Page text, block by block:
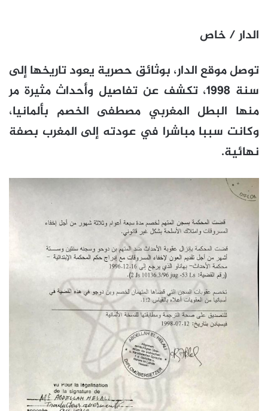
الدار / خاص
توصل موقع الدار، بوثائق حصرية يعود تاريخها إلى
سنة 1998، تكشف عن تفاصيل وأحداث مثيرة مر
منها البطل المغربي مصطفى الخصم بألمانيا،
وكانت سببا مباشرا في عودته إلى المغرب بصفة
نهائية.